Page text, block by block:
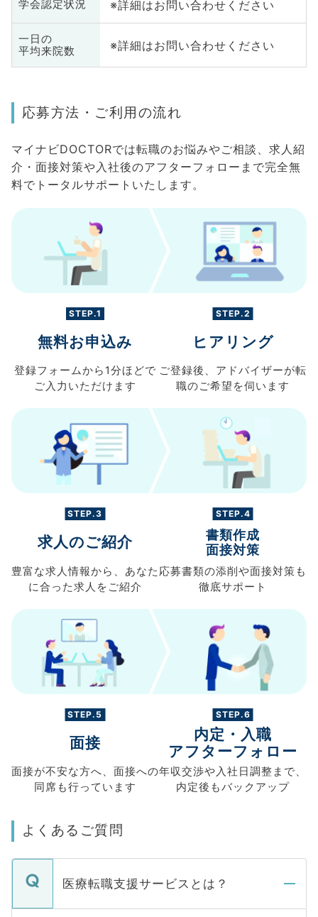
学会認定状況 ※詳細はお問い合わせください
一日の
平均来院数
※詳細はお問い合わせください
応募方法・ご利用の流れ
マイナビDOCTORでは転職のお悩みやご相談、求人紹
介・面接対策や入社後のアフターフォローまで完全無
料でトータルサポートいたします。
STEP.1
無料お申込み
登録フォームから 1分ほどで
ご入力 いただけます
STEP.2
ヒアリング
ご登録後、 アドバイザーが転
職のご希望を伺います
STEP.3
求人のご紹介
豊富な求人情報から、 あなた
に合った求人を ご紹介
STEP.4
書類作成
面接対策
応募書類の添削や面接対策も
徹底サポート
STEP.5
面接
面接が不安な方へ、 面接への
同席も行っています
STEP.6
内定・入職
アフターフォロー
年収交渉や入社日調整まで、
内定後もバックアップ
よくあるご質問
医療転職支援サービスとは？